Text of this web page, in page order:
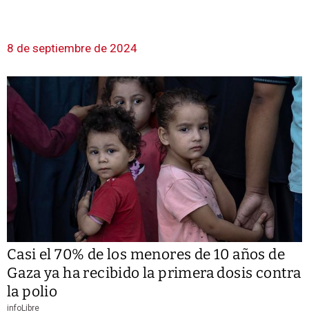
8 de septiembre de 2024
Casi el 70% de los menores de 10 años de
Gaza ya ha recibido la primera dosis contra
la polio
infoLibre